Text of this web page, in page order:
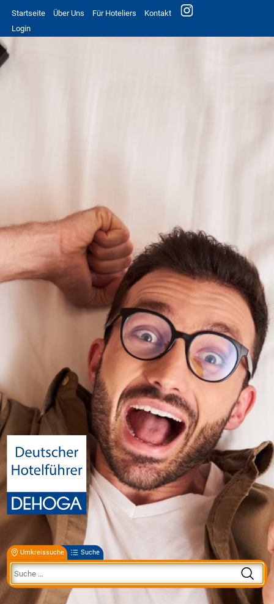
Startseite Über Uns Für Hoteliers
Kontakt
Login
Umkreissuche Suche